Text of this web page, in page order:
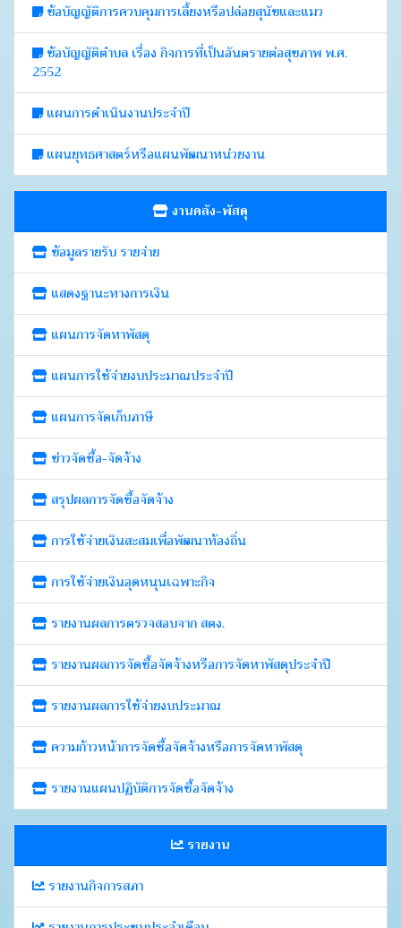
ข้อบัญญัติการควบคุมการเลี้ยงหรือปล่อยสุนัขและแมว
ข้อบัญญัติตำบล เรื่อง กิจการที่เป็นอันตรายต่อสุขภาพ พ.ศ.
2552
แผนการดำเนินงานประจำปี
แผนยุทธศาสตร์หรือแผนพัฒนาหน่วยงาน
งานคลัง-พัสดุ
ข้อมูลรายรับ รายจ่าย
แสดงฐานะทางการเงิน
แผนการจัดหาพัสดุ
แผนการใช้จ่ายงบประมาณประจำปี
แผนการจัดเก็บภาษี
ข่าวจัดซื้อ-จัดจ้าง
สรุปผลการจัดซื้อจัดจ้าง
การใช้จ่ายเงินสะสมเพื่อพัฒนาท้องถิ่น
การใช้จ่ายเงินอุดหนุนเฉพาะกิจ
รายงานผลการตรวจสอบจาก สตง.
รายงานผลการจัดซื้อจัดจ้างหรือการจัดหาพัสดุประจำปี
รายงานผลการใช้จ่ายงบประมาณ
ความก้าวหน้าการจัดซื้อจัดจ้างหรือการจัดหาพัสดุ
รายงานแผนปฏิบัติการจัดซื้อจัดจ้าง
รายงาน
รายงานกิจการสภา